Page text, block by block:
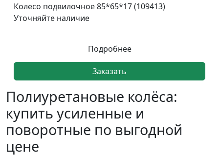
Колесо подвилочное 85*65*17 (109413)
Уточняйте наличие
Подробнее
Заказать
Полиуретановые колёса:
купить усиленные и
поворотные по выгодной
цене